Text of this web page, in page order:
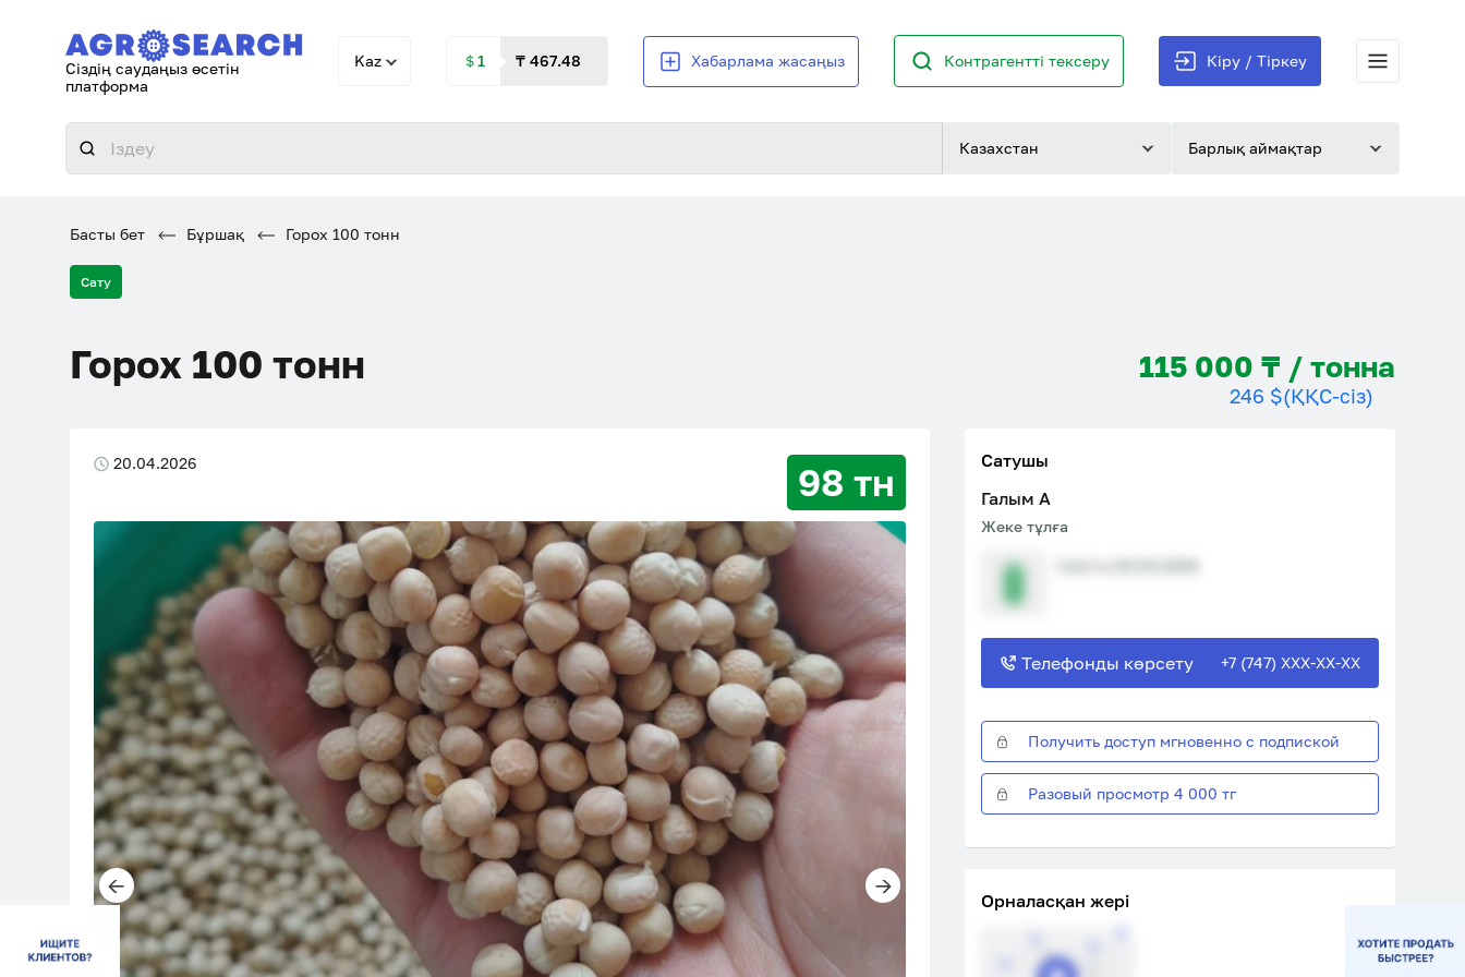
Сіздің саудаңыз өсетін
платформа
Kaz ＄1 ₸ 467.48 Хабарлама жасаңыз Контрагентті тексеру Кіру / Тіркеу
Казахстан Барлық аймақтар
Басты бет Бұршақ Горох 100 тонн
Сату
Горох 100 тонн 115 000 ₸ / тонна
246 $(ҚҚС-сіз)
20.04.2026 98 тн
Сатушы
Галым A
Жеке тұлға
Телефонды көрсету +7 (747) XXX-XX-XX
Получить доступ мгновенно с подпиской
Разовый просмотр 4 000 тг
Орналасқан жері